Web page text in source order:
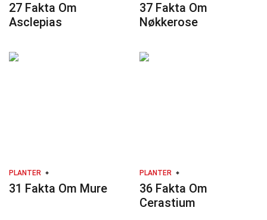
27 Fakta Om
Asclepias
37 Fakta Om
Nøkkerose
PLANTER
31 Fakta Om Mure
PLANTER
36 Fakta Om
Cerastium